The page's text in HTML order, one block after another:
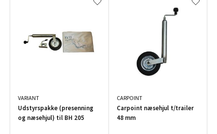
VARIANT
Udstyrspakke (presenning
og næsehjul) til BH 205
CARPOINT
Carpoint næsehjul t/trailer
48 mm